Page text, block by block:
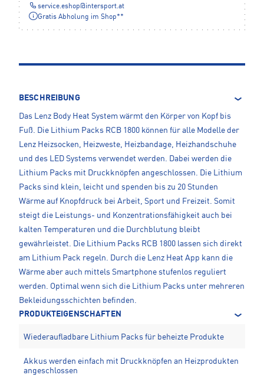
service.eshop@ intersport.at
Gratis Abholung im Shop**
BESCHREIBUNG
Das Lenz Body Heat System wärmt den Körper von Kopf bis
Fuß. Die Lithium Packs RCB 1800 können für alle Modelle der
Lenz Heizsocken, Heizweste, Heizbandage, Heizhandschuhe
und des LED Systems verwendet werden. Dabei werden die
Lithium Packs mit Druckknöpfen angeschlossen. Die Lithium
Packs sind klein, leicht und spenden bis zu 20 Stunden
Wärme auf Knopfdruck bei Arbeit, Sport und Freizeit. Somit
steigt die Leistungs- und Konzentrationsfähigkeit auch bei
kalten Temperaturen und die Durchblutung bleibt
gewährleistet. Die Lithium Packs RCB 1800 lassen sich direkt
am Lithium Pack regeln. Durch die Lenz Heat App kann die
Wärme aber auch mittels Smartphone stufenlos reguliert
werden. Optimal wenn sich die Lithium Packs unter mehreren
Bekleidungsschichten befinden.
PRODUKTEIGENSCHAFTEN
Wiederaufladbare Lithium Packs für beheizte Produkte
Akkus werden einfach mit Druckknöpfen an Heizprodukten
angeschlossen